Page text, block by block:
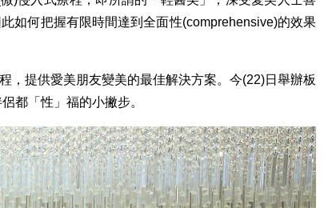
如何把握有限時間達到全面性(comprehensive)的效果
，提供愛美朋友變美的最佳解決方案。今(22)日舉辦板
都「性」福的小撇步。